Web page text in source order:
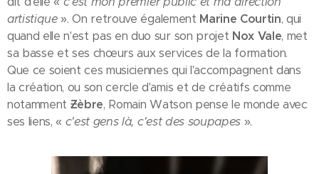
artistique». On retrouve également Marine Courtin, qui
quand elle n'est pas en duo sur son projet Nox Vale, met
sa basse et ses chœurs aux services de la formation.
Que ce soient ces musiciennes qui l'accompagnent dans
la création, ou son cercle d'amis et de créatifs comme
notamment Ƶèbre, Romain Watson pense le monde avec
ses liens, « c'est gens là, c'est des soupapes ».